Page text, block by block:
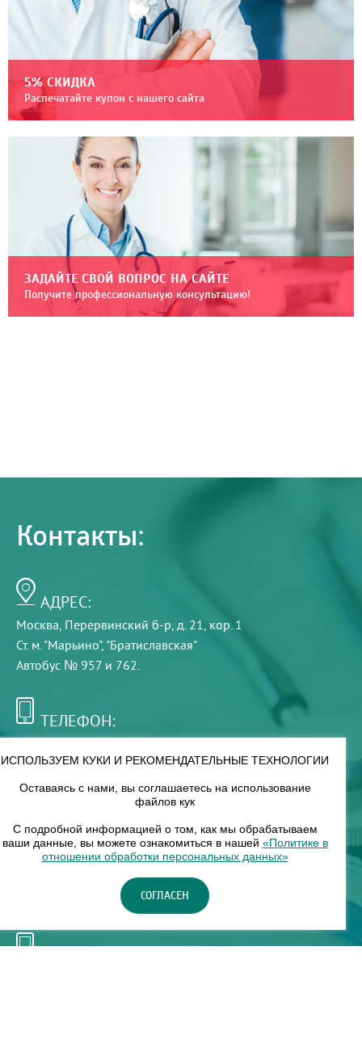
5% СКИДКА
Распечатайте купон с нашего сайта
ЗАДАЙТЕ СВОЙ ВОПРОС НА САЙТЕ
Получите профессиональную консультацию!
Контакты:
АДРЕС:
Москва, Перервинский б-р, д. 21, кор. 1
Ст. м. "Марьино", "Братиславская"
Автобус № 957 и 762.
ТЕЛЕФОН:
РЕЖИМ РАБОТЫ:
8 — 18
НАШ ФИЛИАЛ:
Москва, м. Нагорное, Нагорный б-р, д. 19, кор. 1
ИСПОЛЬЗУЕМ КУКИ И РЕКОМЕНДАТЕЛЬНЫЕ ТЕХНОЛОГИИ
Оставаясь с нами, вы соглашаетесь на использование
файлов кук
С подробной информацией о том, как мы обрабатываем
ваши данные, вы можете ознакомиться в нашей «Политике в
отношении обработки персональных данных»
СОГЛАСЕН